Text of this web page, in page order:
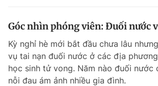
Góc nhìn phóng viên: Đuối nước
Kỳ nghỉ hè mới bắt đầu chưa lâu
vụ tai nạn đuối nước ở các địa
học sinh tử vong. Năm nào đuối nước
nỗi đau ám ảnh nhiều gia đình.